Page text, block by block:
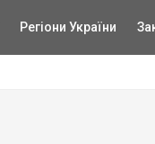
Регіони України